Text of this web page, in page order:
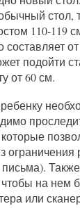
стол,
110-119
составляет
подойти
от 60 см.
ограничения
чтобы на нем
или